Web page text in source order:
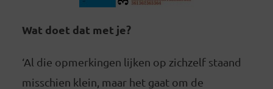
Wat doet dat met je?
‘Al die opmerkingen lijken op zichzelf staand
misschien klein, maar het gaat om de